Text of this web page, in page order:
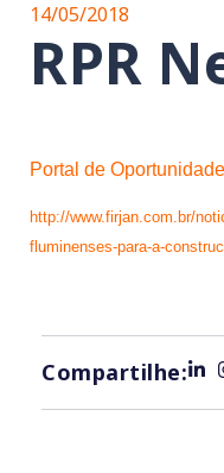
14/05/2018
RPR
Portal de
http://www.firjan.com.br/
fluminenses-para-a-
Compartilhe: